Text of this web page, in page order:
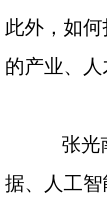
此外，如
的产业、
张光南
据、人工